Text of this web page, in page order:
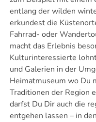
entlang der wilden
erkundest die
Fahrrad- oder
macht das Erlebnis
Kulturinteressierte
und Galerien in der
Heimatmuseum wo Du
Traditionen der Region
darfst Du Dir auch die
entgehen lassen – in